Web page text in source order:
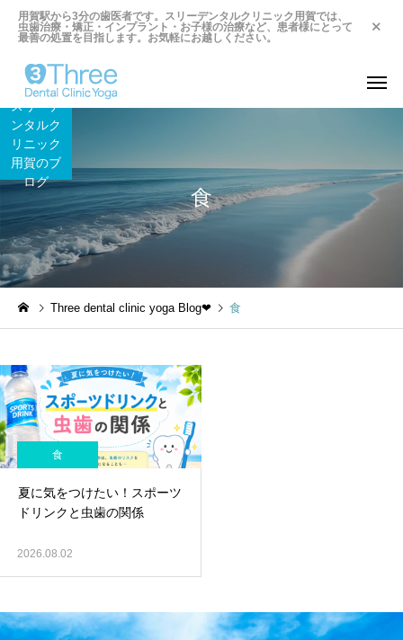
用賀駅から3分の歯医者です。スリーデンタルクリニック用賀では、
虫歯治療・矯正・インプラント・お子様の治療など、患者様にとって
最善の処置を目指します。お気軽にお越しください。
食
スリーデ
ンタルク
リニック
用賀のブ
ログ
Three dental clinic yoga Blog❤︎ 食
食
夏に気をつけたい！スポーツ
ドリンクと虫歯の関係
2026.08.02